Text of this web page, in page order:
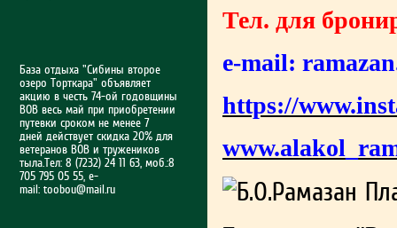
База отдыха "Сибины второе
озеро Торткара" объявляет
акцию в честь 74-ой годовщины
ВОВ весь май при приобретении
путевки сроком не менее 7
дней действует скидка 20% для
ветеранов ВОВ и тружеников
тыла.Тел: 8 (7232) 24 11 63, моб.:8
705 795 05 55, e-
mail: toobou@mail.ru
Тел. для
e-mail:
https://